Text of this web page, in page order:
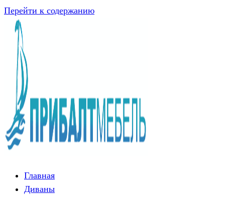
Перейти к содержанию
Главная
Диваны